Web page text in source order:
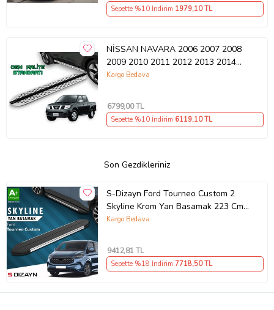
Sepette %10 İndirim 1979,10 TL
NİSSAN NAVARA 2006 2007 2008
2009 2010 2011 2012 2013 2014
2015 Araca Özel Yan Basamak
Kargo Bedava
6799,00 TL
Sepette %10 İndirim 6119,10 TL
Son Gezdikleriniz
S-Dizayn Ford Tourneo Custom 2
Skyline Krom Yan Basamak 223 Cm
2023 Üzeri A+ Kalite
Kargo Bedava
9412,81 TL
Sepette %18 İndirim 7718,50 TL